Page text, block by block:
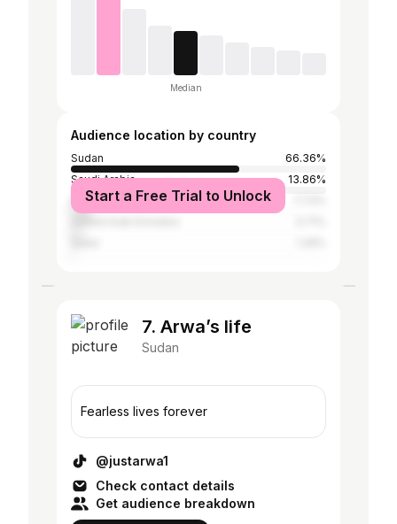
Median
Audience location by country
Sudan
66.36%
Saudi Arabia
13.86%
Egypt
Start a Free Trial to Unlock
7. Arwa’s life
Sudan
Fearless lives forever
@justarwa1
Check contact details
Get audience breakdown